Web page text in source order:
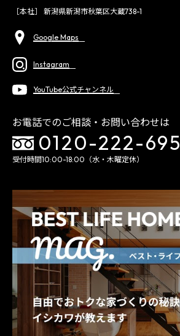
［本社］ 新潟県新潟市秋葉区大蔵738-1
Google Maps
Instagram
YouTube公式チャンネル
お電話でのご相談・お問い合わせは
0120-222-695
受付時間10:00-18:00（水・木曜定休）